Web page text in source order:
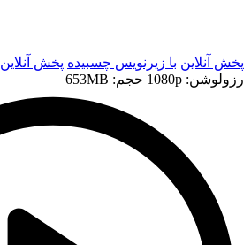
پخش آنلاین با زیرنویس چسبیده پخش آنلاین
رزولوشن: 1080p
حجم: 653MB